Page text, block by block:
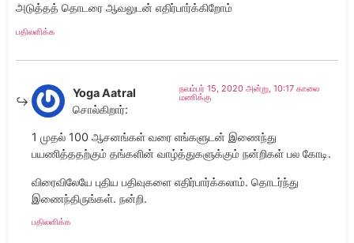
அடுத்தத் தொடரை ஆவலுடன் எதிர்பார்க்கிறோம்
பதிலளிக்க
Yoga Aatral
சொல்கிறார்:
நவம்பர் 15, 2020 அன்று, 10:17 காலை
மணிக்கு
1 முதல் 100 ஆசனங்கள் வரை எங்களுடன் இணைந்து
பயணித்ததற்கும் தங்களின் வாழ்த்துகளுக்கும் நன்றிகள் பல கோடி.
விரைவிலேயே புதிய பதிவுகளை எதிர்பார்க்கலாம். தொடர்ந்து
இணைந்திருங்கள். நன்றி.
பதிலளிக்க